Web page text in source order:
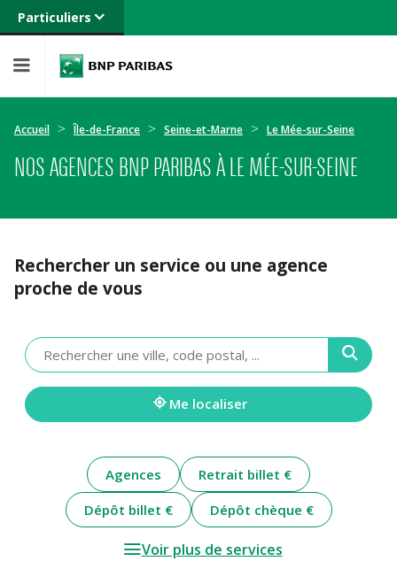
Particuliers
Banque privée
Entreprises
Accueil Île-de-France Seine-et-Marne Le Mée-sur-Seine
NOS AGENCES BNP PARIBAS À LE MÉE-SUR-SEINE
Rechercher un service ou une agence
proche de vous
Veuillez
renseigner
une
adresse
Me localiser
Agences
Retrait billet €
Dépôt billet €
Dépôt chèque €
Voir plus de services